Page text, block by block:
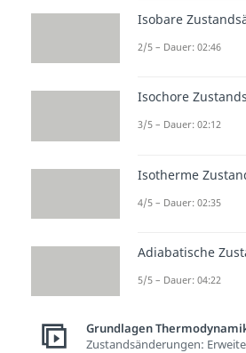
sich
vernachlässigt
Studyflix
einem
Isobare
2/5 – Dauer: 02:46
Isochore
3/5 – Dauer: 02:12
Isotherme
4/5 – Dauer: 02:35
Adiabatische
5/5 – Dauer: 04:22
Grundlagen
Zustandsänderungen: